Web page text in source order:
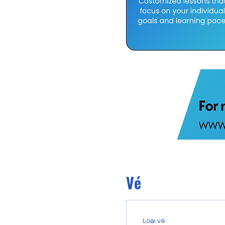
Vé
Loại vé